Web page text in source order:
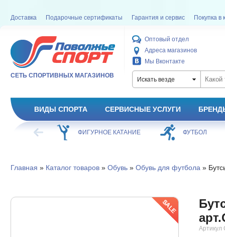
Доставка Подарочные сертификаты Гарантия и сервис Покупка в
СЕТЬ СПОРТИВНЫХ МАГАЗИНОВ
Оптовый отдел
Адреса магазинов
Мы Вконтакте
Искать везде
ВИДЫ СПОРТА СЕРВИСНЫЕ УСЛУГИ
ХОККЕЙ ФИГУРНОЕ КАТАНИЕ ФУТБОЛ
Главная » Каталог товаров» Обувь» Обувь для футбола »
Артикул